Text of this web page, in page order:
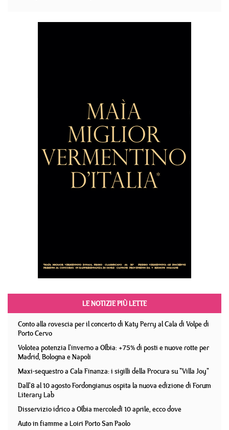
LE NOTIZIE PIÙ LETTE
Conto alla rovescia per il concerto di Katy Perry al Cala di Volpe di
Porto Cervo
Volotea potenzia l'inverno a Olbia: +75% di posti e nuove rotte per
Madrid, Bologna e Napoli
Maxi-sequestro a Cala Finanza: i sigilli della Procura su "Villa Joy"
Dall'8 al 10 agosto Fordongianus ospita la nuova edizione di Forum
Literary Lab
Disservizio idrico a Olbia mercoledì 10 aprile, ecco dove
Auto in fiamme a Loiri Porto San Paolo